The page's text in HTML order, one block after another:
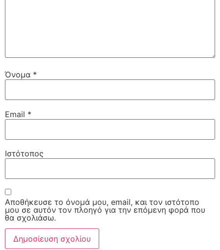
Όνομα *
Email *
Ιστότοπος
Αποθήκευσε το όνομά μου, email, και τον ιστότοπο
μου σε αυτόν τον πλοηγό για την επόμενη φορά που
θα σχολιάσω.